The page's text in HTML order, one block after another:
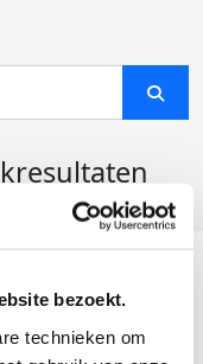
bezoekt.
technieken om